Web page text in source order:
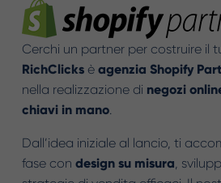
Cerchi un partner per costruire il
RichClicksè agenzia Shopify
nella realizzazione di negozi
chiavi in mano.
Dall’idea iniziale al lancio, ti
fase con design su misura,